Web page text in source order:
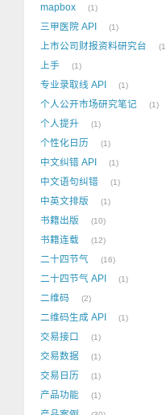
mapbox 1
三甲医院 API 1
上市公司财报资料研究台 1
上手 1
专业录取线 API 1
个人公开市场研究笔记 1
个人提升 1
个性化日历 1
中文纠错 API 1
中文语句纠错 1
中英文排版 1
书籍出版 10
书籍连载 12
二十四节气 16
二十四节气 API 1
二维码 2
二维码生成 API 1
交易接口 1
交易数据 1
交易日历 1
产品功能 1